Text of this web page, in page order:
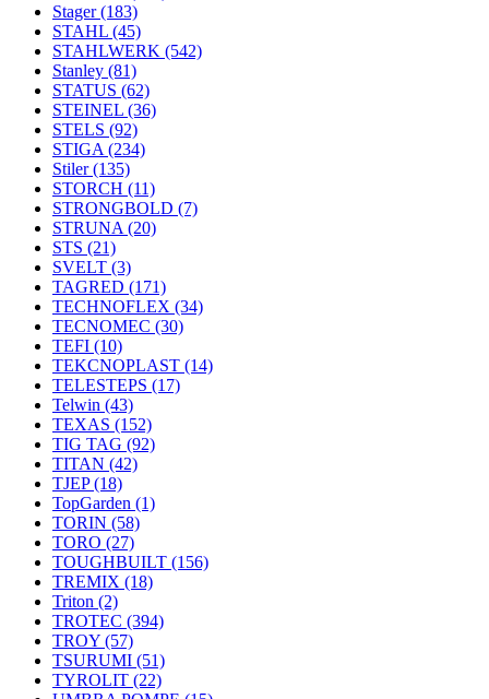
Stager(183)
STAHL (45)
STAHLWERK (542)
Stanley (81)
STATUS (62)
STEINEL (36)
STELS (92)
STIGA (234)
Stiler(135)
STORCH (11)
STRONGBOLD (7)
STRUNA (20)
STS (21)
SVELT (3)
TAGRED (171)
TECHNOFLEX (34)
TECNOMEC (30)
TEFI (10)
TEKCNOPLAST (14)
TELESTEPS (17)
Telwin (43)
TEXAS (152)
TIG TAG (92)
TITAN (42)
TJEP(18)
TopGarden (1)
TORIN (58)
TORO (27)
TOUGHBUILT (156)
TREMIX (18)
Triton (2)
TROTEC (394)
TROY (57)
TSURUMI (51)
TYROLIT (22)